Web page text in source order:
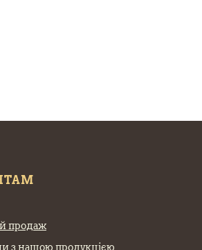
продаж
з нашою продукцією